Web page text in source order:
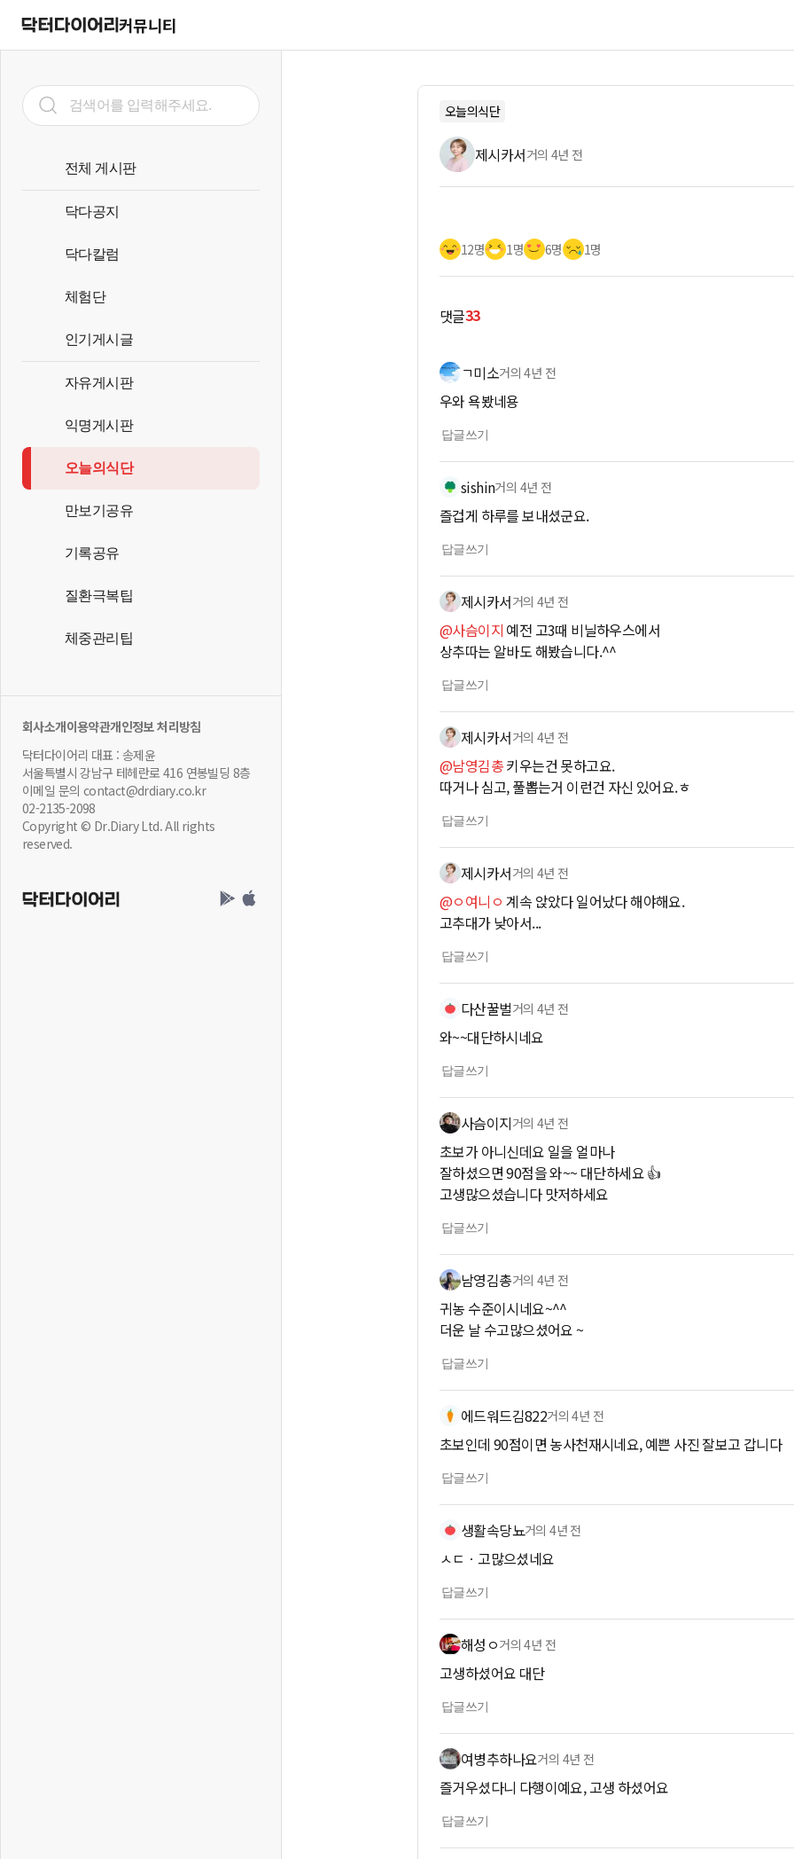
커뮤니티
전체 게시판
닥다공지
닥다칼럼
체험단
인기게시글
자유게시판
익명게시판
오늘의식단
만보기공유
기록공유
질환극복팁
체중관리팁
회사소개이용약관개인정보 처리방침
닥터다이어리 대표 : 송제윤
서울특별시 강남구 테헤란로 416 연봉빌딩 8층
이메일 문의 contact@drdiary.co.kr
02-2135-2098
Copyright © Dr.Diary Ltd. All rights
reserved.
오늘의식단
제시카서거의 4년 전
12명 1명 6명 1명
댓글33
ㄱ미소거의 4년 전
우와 욕봤네용
답글쓰기
sishin거의 4년 전
즐겁게 하루를 보내셨군요.
답글쓰기
제시카서거의 4년 전
@사슴이지 예전 고3때 비닐하우스에서
상추따는 알바도 해봤습니다.^^
답글쓰기
제시카서거의 4년 전
@남영김총키우는건 못하고요.
따거나 심고, 풀뽑는거 이런건 자신 있어요.ㅎ
답글쓰기
제시카서거의 4년 전
@ㅇ여니ㅇ계속 앉았다 일어났다 해야해요.
고추대가 낮아서...
답글쓰기
다산꿀벌거의 4년 전
와~~대단하시네요
답글쓰기
사슴이지거의 4년 전
초보가 아니신데요 일을 얼마나
잘하셨으면 90점을 와~~ 대단하세요 👍
고생많으셨습니다 맛저하세요
답글쓰기
남영김총거의 4년 전
귀농 수준이시네요~^^
더운 날 수고많으셨어요 ~
답글쓰기
에드워드김822거의 4년 전
초보인데 90점이면 농사천재시네요, 예쁜 사진 잘보고 갑니다
답글쓰기
생활속당뇨거의 4년 전
ㅅㄷㆍ고많으셨네요
답글쓰기
해성ㅇ거의 4년 전
고생하셨어요 대단
답글쓰기
여병추하나요거의 4년 전
즐거우셨다니 다행이예요, 고생 하셨어요
답글쓰기